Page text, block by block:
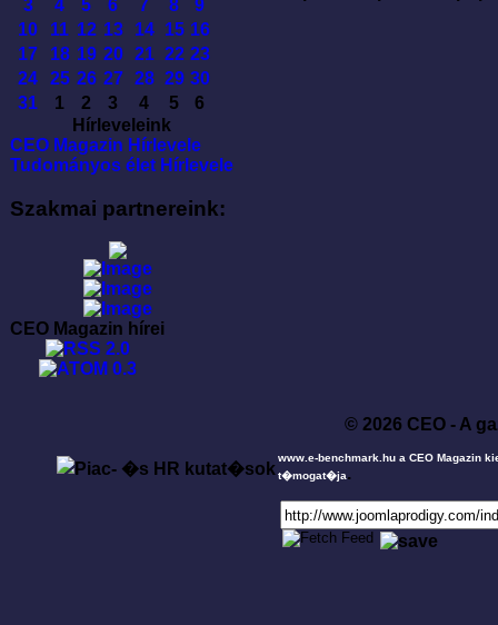
3
4 5 6 7 8
9
10
11 12 13 14 15 16
17
18 19 20 21 22 23
24
25 26 27 28 29 30
31
1 2 3 4 5
6
Hírleveleink
CEO Magazin Hírlevele
Tudományos élet Hírlevele
Szakmai partnereink:
CEO Magazin hírei
© 2026 CEO - A
www.e-benchmark.hu a CEO Magazin
t�mogat�ja.